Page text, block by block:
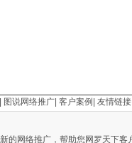
新的 网络推广 ，帮助您网罗天下
图说网络推广 客户案例 友情链接